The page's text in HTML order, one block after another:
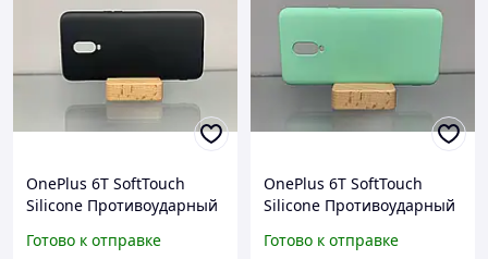
OnePlus 6T SoftTouch
Silicone Противоударный
Готово к отправке
OnePlus 6T SoftTouch
Silicone Противоударный
Готово к отправке